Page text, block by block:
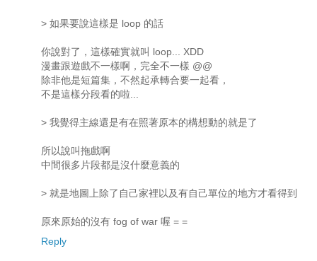
> 如果要說這樣是 loop 的話
你說對了，這樣確實就叫 loop... XDD
漫畫跟遊戲不一樣啊，完全不一樣 @@
除非他是短篇集，不然起承轉合要一起看，
不是這樣分段看的啦...
> 我覺得主線還是有在照著原本的構想動的就是了
所以說叫拖戲啊
中間很多片段都是沒什麼意義的
> 就是地圖上除了自己家裡以及有自己單位的地方才看得到
原來原始的沒有 fog of war 喔 = =
Reply